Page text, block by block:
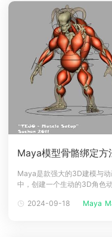
Maya模型骨骼绑定方
Maya是款强大的3D建模与
中，创建一个生动的3D角色
动作同步。这个过程是任何
2024-09-18 Maya